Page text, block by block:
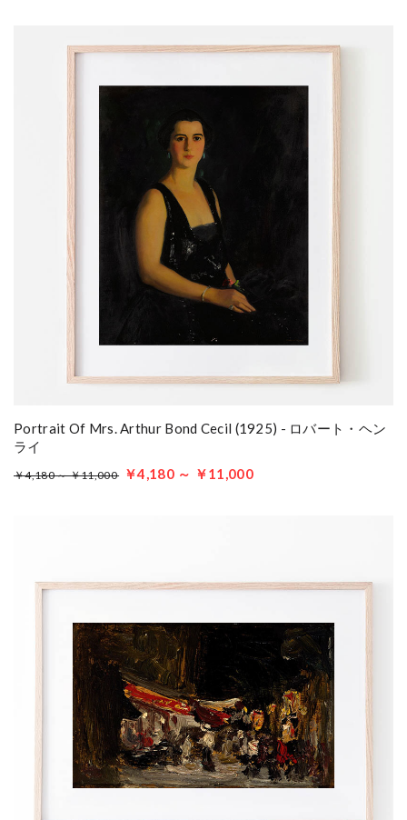
Portrait Of Mrs. Arthur Bond Cecil (1925) - ロバート・ヘン
ライ
￥4,180 ～ ￥11,000 ￥4,180 ～ ￥11,000